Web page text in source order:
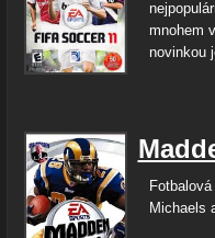
mnohem
novinkou
Michaels